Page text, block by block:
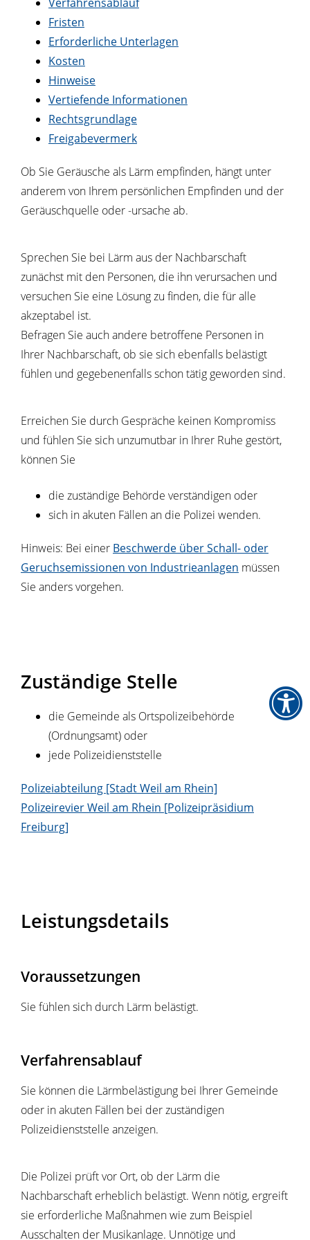
Fristen
Erforderliche Unterlagen
Kosten
Hinweise
Vertiefende Informationen
Rechtsgrundlage
Freigabevermerk
Ob Sie Geräusche als Lärm empfinden, hängt unter
anderem von Ihrem persönlichen Empfinden und der
Geräuschquelle oder -ursache ab.
Sprechen Sie bei Lärm aus der Nachbarschaft
zunächst mit den Personen, die ihn verursachen und
versuchen Sie eine Lösung zu finden, die für alle
akzeptabel ist.
Befragen Sie auch andere betroffene Personen in
Ihrer Nachbarschaft, ob sie sich ebenfalls belästigt
fühlen und gegebenenfalls schon tätig geworden sind.
Erreichen Sie durch Gespräche keinen Kompromiss
und fühlen Sie sich unzumutbar in Ihrer Ruhe gestört,
können Sie
die zuständige Behörde verständigen oder
sich in akuten Fällen an die Polizei wenden.
Hinweis: Bei einer Beschwerde über Schall- oder
Geruchsemissionen von Industrieanlagen müssen
Sie anders vorgehen.
Zuständige Stelle
die Gemeinde als Ortspolizeibehörde
(Ordnungsamt) oder
jede Polizeidienststelle
Polizeiabteilung [Stadt Weil am Rhein]
Polizeirevier Weil am Rhein [Polizeipräsidium
Freiburg]
Leistungsdetails
Voraussetzungen
Sie fühlen sich durch Lärm belästigt.
Verfahrensablauf
Sie können die Lärmbelästigung bei Ihrer Gemeinde
oder in akuten Fällen bei der zuständigen
Polizeidienststelle anzeigen.
Die Polizei prüft vor Ort, ob der Lärm die
Nachbarschaft erheblich belästigt. Wenn nötig, ergreift
sie erforderliche Maßnahmen wie zum Beispiel
Ausschalten der Musikanlage. Unnötige und